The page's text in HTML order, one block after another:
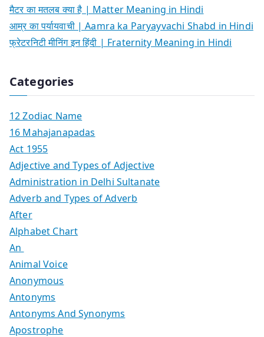
मैटर का मतलब क्या है | Matter Meaning in Hindi
आम्र का पर्यायवाची | Aamra ka Paryayvachi Shabd in Hindi
फ्रेटरनिटी मीनिंग इन हिंदी | Fraternity Meaning in Hindi
Categories
12 Zodiac Name
16 Mahajanapadas
Act 1955
Adjective and Types of Adjective
Administration in Delhi Sultanate
Adverb and Types of Adverb
After
Alphabet Chart
An
Animal Voice
Anonymous
Antonyms
Antonyms And Synonyms
Apostrophe